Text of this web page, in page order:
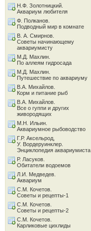
Н.Ф. Золотницкий.
Аквариум любителя
Ф. Полканов.
Подводный мир в комнате
В. А. Смирнов.
Советы начинающему
аквариумисту
М.Д. Махлин.
По аллеям гидросада
М.Д. Махлин.
Путешествие по аквариуму
В.А. Михайлов.
Корм и питание рыб
В.А. Михайлов.
Все о гуппи и других
живородящих
М.Н. Ильин.
Аквариумное рыбоводство
Г.Р. Аксельрод,
У. Вордеруинклер.
Энциклопедия аквариумиста
Р. Ласуков.
Обитатели водоемов
Л.И. Медведев.
Аквариум
С.М. Кочетов.
Советы и рецепты-1
С.М. Кочетов.
Советы и рецепты-2
С.М. Кочетов.
Карликовые цихлиды